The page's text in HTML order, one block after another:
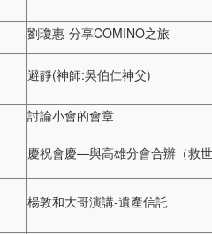
劉瓊惠-分享COMINO之旅
避靜(神師:吳伯仁神父)
討論小會的會章
慶祝會慶—與高雄分會合辦（救
楊敦和大哥演講-遺產信託